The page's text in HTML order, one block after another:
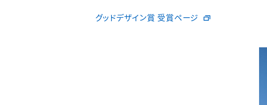
グッドデザイン賞 受賞ページ